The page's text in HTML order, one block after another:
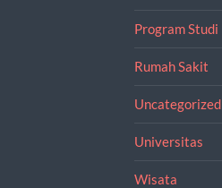
Program Studi
Rumah Sakit
Uncategorized
Universitas
Wisata